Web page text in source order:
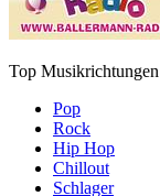
Top Musikrichtungen
Pop
Rock
Hip Hop
Chillout
Schlager